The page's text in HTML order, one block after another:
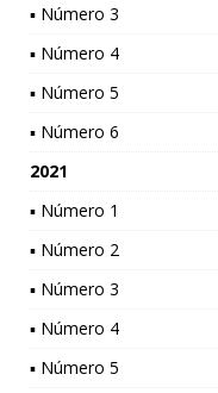
▪ Número 3
▪ Número 4
▪ Número 5
▪ Número 6
2021
▪ Número 1
▪ Número 2
▪ Número 3
▪ Número 4
▪ Número 5